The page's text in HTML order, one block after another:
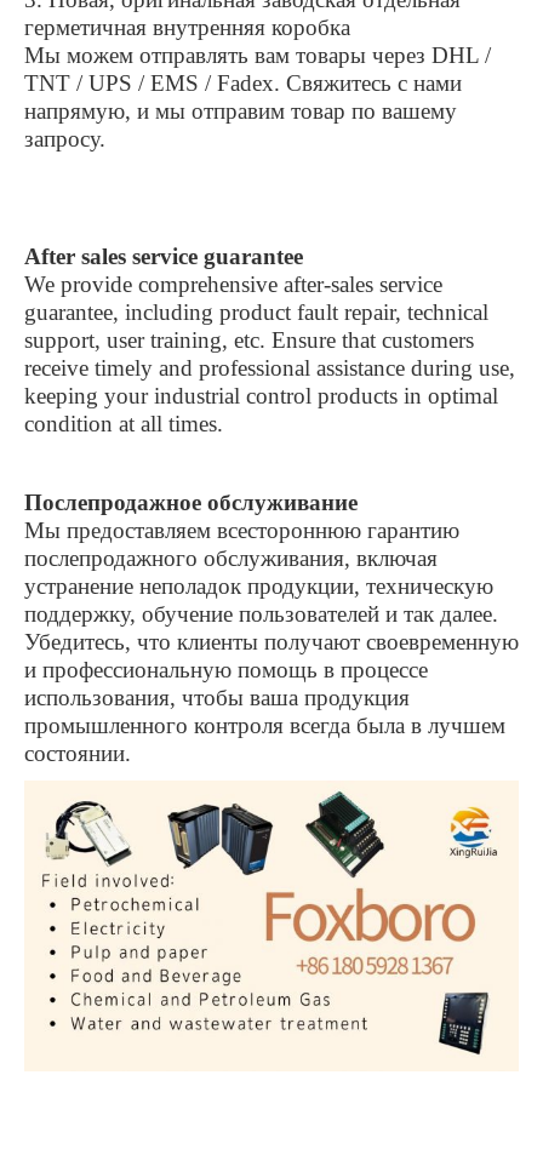
герметичная внутренняя коробка
Мы можем отправлять вам товары через DHL /
TNT / UPS / EMS / Fadex. Свяжитесь с нами
напрямую, и мы отправим товар по вашему
запросу.
After sales service guarantee
We provide comprehensive after-sales service
guarantee, including product fault repair, technical
support, user training, etc. Ensure that customers
receive timely and professional assistance during use,
keeping your industrial control products in optimal
condition at all times.
Послепродажное обслуживание
Мы предоставляем всестороннюю гарантию
послепродажного обслуживания, включая
устранение неполадок продукции, техническую
поддержку, обучение пользователей и так далее.
Убедитесь, что клиенты получают своевременную
и профессиональную помощь в процессе
использования, чтобы ваша продукция
промышленного контроля всегда была в лучшем
состоянии.